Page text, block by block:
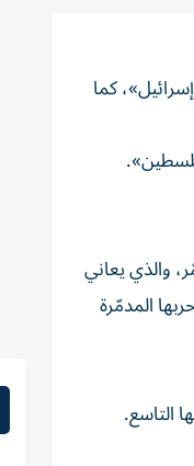
كما
والذي يعاني
ومنذ 2023، قتلت إسرائيل في حربها المدمّرة
التاسع.